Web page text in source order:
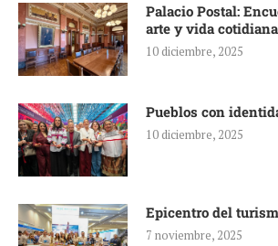
Palacio Postal:
arte y vida cotidiana
10 diciembre, 2025
Pueblos con
10 diciembre, 2025
Epicentro del
7 noviembre, 2025